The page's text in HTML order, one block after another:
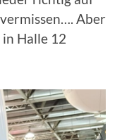
Aber
Halle 12